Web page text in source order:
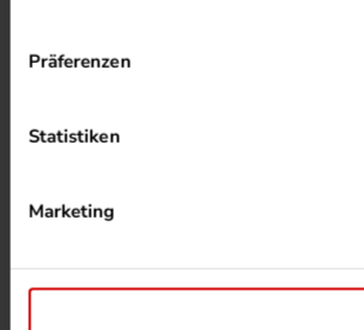
Präferenzen
Statistiken
Marketing
HEIZUNG PER